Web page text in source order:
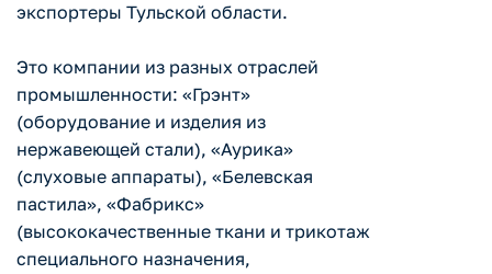
экспортеры Тульской области.
Это компании из разных отраслей
промышленности: «Грэнт»
(оборудование и изделия из
нержавеющей стали), «Аурика»
(слуховые аппараты), «Белевская
пастила», «Фабрикс»
(высококачественные ткани и трикотаж
специального назначения,